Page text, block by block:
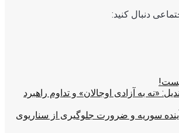
دنبال کنید:
«نه به آزادی اوجالان» و تداوم راهبرد
سوریه و ضرورت جلوگیری از سناریوی